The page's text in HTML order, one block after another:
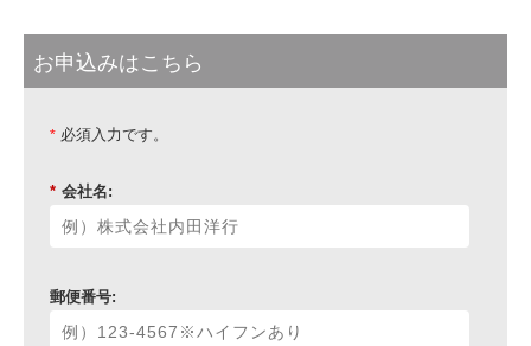
お申込みはこちら
* 必須入力です。
* 会社名:
郵便番号: